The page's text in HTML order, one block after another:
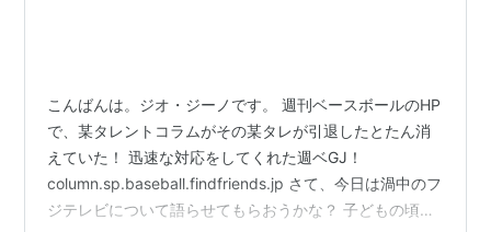
こんばんは。ジオ・ジーノです。 週刊ベースボールのHP
で、某タレントコラムがその某タレが引退したとたん消
えていた！ 迅速な対応をしてくれた週ベGJ！
column.sp.baseball.findfriends.jp さて、今日は渦中のフ
ジテレビについて語らせてもらおうかな？ 子どもの頃の